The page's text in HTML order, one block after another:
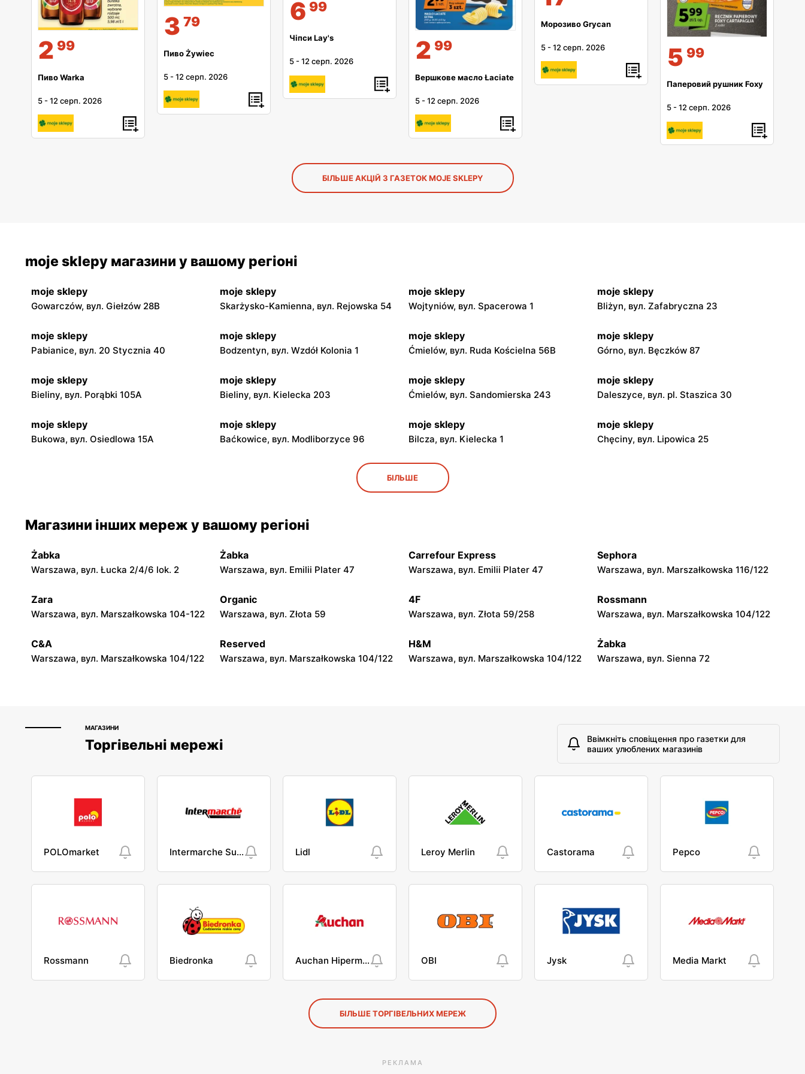
2 99
Пиво Warka
5 -12 серп. 2026
3 79
Пиво Żywiec
5 -12 серп. 2026
6 99
Чіпси Lay's
5 -12 серп. 2026 2 99
Вершкове масло Łaciate
5 -12 серп. 2026
Морозиво Grycan
5 -12 серп. 2026 5 99
Паперовий рушник Foxy
5 -12 серп. 2026
БІЛЬШЕ АКЦІЙ З ГАЗЕТОК MOJE SKLEPY
moje sklepy магазини у вашому регіоні
moje sklepy
Gowarczów, вул. Giełzów 28B
moje sklepy
Skarżysko-Kamienna, вул. Rejowska 54
moje sklepy
Wojtyniów, вул. Spacerowa 1
moje sklepy
Bliżyn, вул. Zafabryczna 23
moje sklepy
Pabianice, вул. 20 Stycznia 40
moje sklepy
Bodzentyn, вул. Wzdół Kolonia 1
moje sklepy
Ćmielów, вул. Ruda Kościelna 56B
moje sklepy
Górno, вул. Bęczków 87
moje sklepy
Bieliny, вул. Porąbki 105A
moje sklepy
Bieliny, вул. Kielecka 203
moje sklepy
Ćmielów, вул. Sandomierska 243
moje sklepy
Daleszyce, вул. pl. Staszica 30
moje sklepy
Bukowa, вул. Osiedlowa 15A
moje sklepy
Baćkowice, вул. Modliborzyce 96
moje sklepy
Bilcza, вул. Kielecka 1
moje sklepy
Chęciny, вул. Lipowica 25
moje sklepy
Gorzyce, вул. Szkolna 44
Jadachy, вул. Jadachy 111 Jeżowe, вул. Zalesie 77
moje sklepy
Górki, вул. Górki 71
moje sklepy
Gumniska, вул. Gumniska 157C
moje sklepy
Iwierzyce, вул. Iwierzyce 152A
moje sklepy
Tczew, вул. Franciszka Żwirki 61
moje sklepy
Hyżne, вул. Hyżne 100
moje sklepy
Jarosław, вул. Pełkińska 147
moje sklepy
Niebylec, вул. Niebylec 139
moje sklepy
Opole, вул. Grudzicka 45
БІЛЬШЕ
Магазини інших мереж у вашому регіоні
Żabka
Warszawa, вул. Łucka 2/4/6 lok. 2
Żabka
Warszawa, вул. Emilii Plater 47
Carrefour Express
Warszawa, вул. Emilii Plater 47
Sephora
Warszawa, вул. Marszałkowska 116/122
Zara
Warszawa, вул. Marszałkowska 104-122
Organic
Warszawa, вул. Złota 59
4F
Warszawa, вул. Złota 59/258
Rossmann
Warszawa, вул. Marszałkowska 104/122
C&A
Warszawa, вул. Marszałkowska 104/122
Reserved
Warszawa, вул. Marszałkowska 104/122
H&M
Warszawa, вул. Marszałkowska 104/122
Żabka
Warszawa, вул. Sienna 72
МАГАЗИНИ
Торгівельні мережі
Ввімкніть сповіщення про газетки для
ваших улюблених магазинів
POLOmarket Intermarche Super Lidl Leroy Merlin Castorama Pepco
Rossmann Biedronka Auchan Hipermarket OBI Jysk Media Markt
БІЛЬШЕ ТОРГІВЕЛЬНИХ МЕРЕЖ
РЕКЛАМА